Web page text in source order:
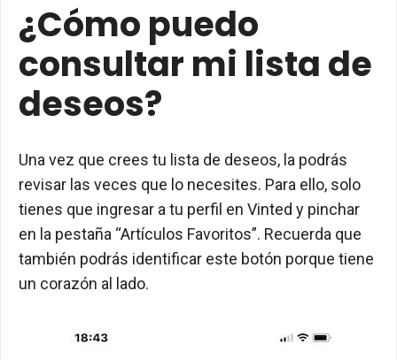
¿Cómo puedo
consultar mi lista de
deseos?
Una vez que crees tu lista de deseos, la podrás
revisar las veces que lo necesites. Para ello, solo
tienes que ingresar a tu perfil en Vinted y pinchar
en la pestaña “Artículos Favoritos”. Recuerda que
también podrás identificar este botón porque tiene
un corazón al lado.